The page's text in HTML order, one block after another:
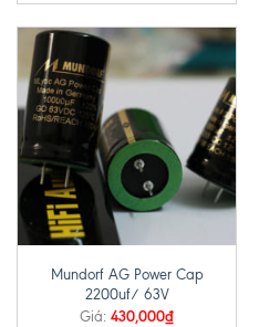
Mundorf AG Power Cap
2200uf/ 63V
Giá: 430,000₫